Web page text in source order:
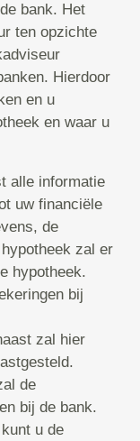
bank. Het
ten opzichte
Hierdoor
en u
en waar u
alle informatie
uw financiële
de
zal er
hypotheek.
bij
zal hier
de
bij de bank.
u de